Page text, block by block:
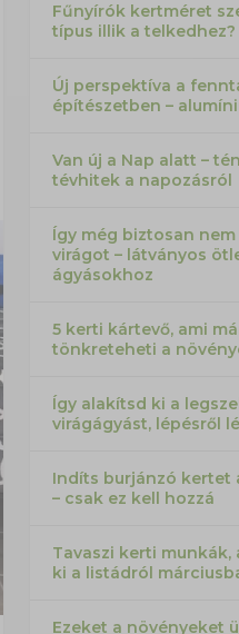
Fűnyírók kertméret
típus illik a telkedhez?
Új perspektíva a
építészetben –
Van új a Nap alatt –
tévhitek a napozásról
Így még biztosan
virágot – látványos
ágyásokhoz
5 kerti kártevő, ami
tönkreteheti a
Így alakítsd ki a
virágágyást, lépésről
Indíts burjánzó kertet
– csak ez kell hozzá
Tavaszi kerti munkák,
ki a listádról
Ezeket a növényeket